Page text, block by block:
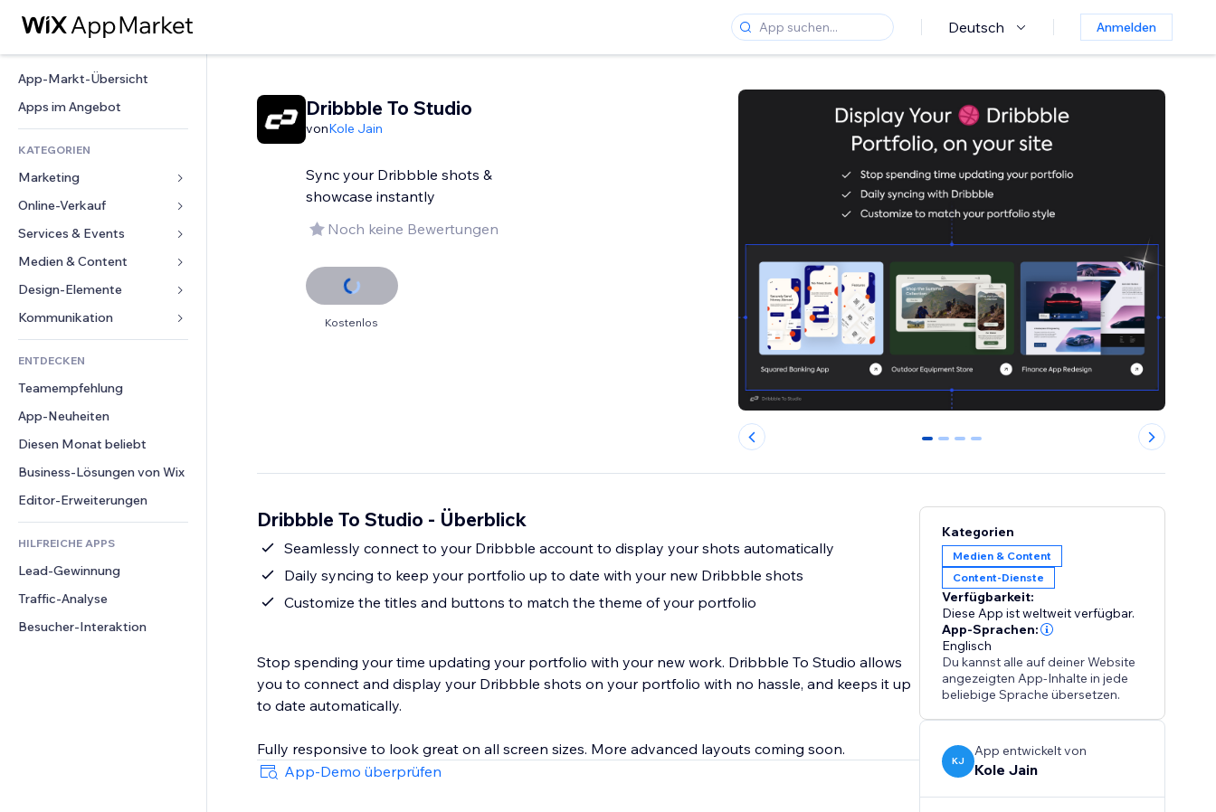
Deutsch Anmelden
App-Markt-Übersicht
Apps im Angebot
KATEGORIEN
Marketing
Anzeigen
Mobil
Statistiken
Website-Einträge
E-Mail
Online-Verkauf
Apps für Shops
Versand & Lieferung
Verkaufen-Buttons
Buchhaltung
Gutscheine & Treuebonus
Lagerlösungen
Speisen & Getränke
Services & Events
Hotels
Events
Restaurants
Immobilien
Buchungen
Medien & Content
Galerie
Musik
Podcasts
Fotografie
Video
PDF
Dateifreigabe
News
Design-Elemente
Karten & Navigation
Datenschutz & Sicherheit
Uhr
Seiten-Vorlagen
Bildeffekte
Buttons & Menüs
Banner & Abzeichen
Taschenrechner
Suche
Wetter
Diagramme & Tabellen
Formulare
Umfragen
Chat
Kommentare
Telefon
Community
Bewertungen und Feedback
CRM
ENTDECKEN
Teamempfehlung
App-Neuheiten
Diesen Monat beliebt
Business-Lösungen von Wix
Editor-Erweiterungen
HILFREICHE APPS
Lead-Gewinnung
Traffic-Analyse
Besucher-Interaktion
Dribbble To Studio
vonKole Jain
Sync your Dribbble shots &
showcase instantly
Noch keine Bewertungen
Kostenlos
0 1 2 3
Dribbble To Studio - Überblick
Seamlessly connect to your Dribbble account to display your shots automatically
Daily syncing to keep your portfolio up to date with your new Dribbble shots
Customize the titles and buttons to match the theme of your portfolio
Stop spending your time updating your portfolio with your new work. Dribbble To Studio allows
you to connect and display your Dribbble shots on your portfolio with no hassle, and keeps it up
to date automatically.
Fully responsive to look great on all screen sizes. More advanced layouts coming soon.
App-Demo überprüfen
Kategorien
Medien & Content
Content-Dienste
Verfügbarkeit:
Diese App ist weltweit verfügbar.
App-Sprachen:
Englisch
Du kannst alle auf deiner Website
angezeigten App-Inhalte in jede
beliebige Sprache übersetzen.
KJ
App entwickelt von
Kole Jain